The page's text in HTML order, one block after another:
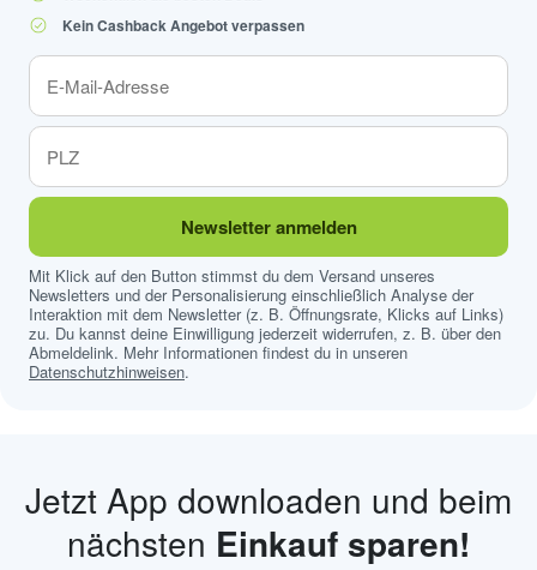
Kein Cashback Angebot verpassen
Newsletter anmelden
Mit Klick auf den Button stimmst du dem Versand unseres
Newsletters und der Personalisierung einschließlich Analyse der
Interaktion mit dem Newsletter (z. B. Öffnungsrate, Klicks auf Links)
zu. Du kannst deine Einwilligung jederzeit widerrufen, z. B. über den
Abmeldelink. Mehr Informationen findest du in unseren
Datenschutzhinweisen.
Jetzt App downloaden und beim
nächsten Einkauf sparen!